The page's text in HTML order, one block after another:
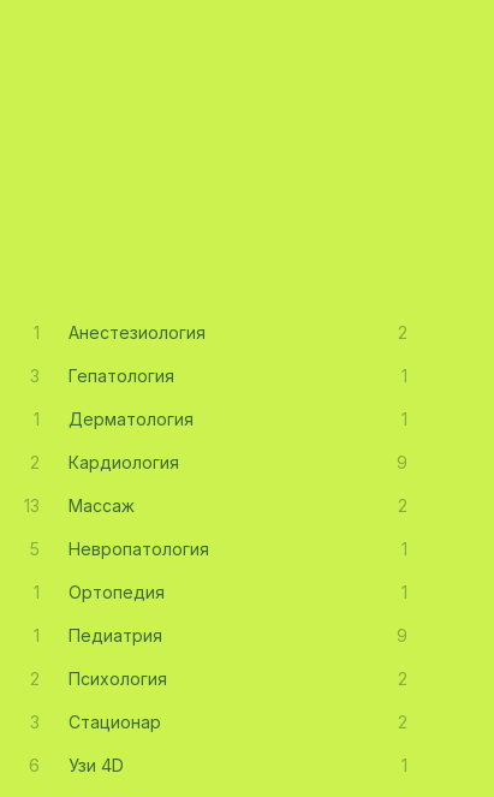
1 Анестезиология 2
3 Гепатология 1
1 Дерматология 1
2 Кардиология 9
13 Массаж 2
5 Невропатология 1
1 Ортопедия 1
1 Педиатрия 9
2 Психология 2
3 Стационар 2
6 Узи 4D 1